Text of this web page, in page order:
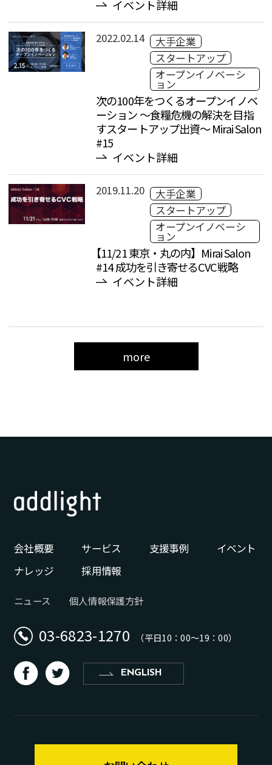
イベント詳細
2022.02.14
大手企業
スタートアップ
オープンイノベーシ
ョン
次の100年をつくるオープンイノベ
ーション ～食糧危機の解決を目指
すスタートアップ出資～ Mirai Salon
#15
イベント詳細
2019.11.20
大手企業
スタートアップ
オープンイノベーシ
ョン
【11/21 東京・丸の内】Mirai Salon
#14 成功を引き寄せるCVC戦略
イベント詳細
more
会社概要 サービス 支援事例
イベント
ナレッジ
採用情報
ニュース 個人情報保護方針
03-6823-1270 （平日10：00〜19：00）
d b ENGLISH